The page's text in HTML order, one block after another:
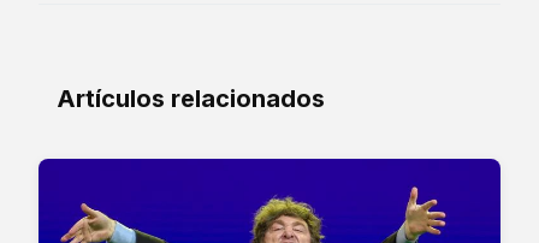
Artículos relacionados